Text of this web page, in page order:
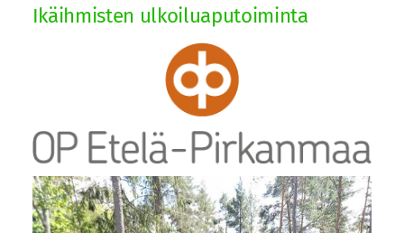
Ikäihmisten ulkoiluaputoiminta